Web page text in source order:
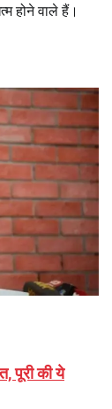
होने वाले हैं।
पूरी की ये